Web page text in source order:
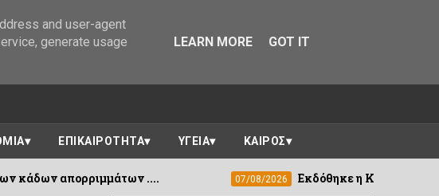
ΕΠΙΚΑΙΡΟΤΗΤΑ ΥΓΕΙΑ ΚΑΙΡΟΣ
.... 07/08/2026 Εκδόθηκε η ΚΥΑ για τη στεγαστική
and user-agent
generate usage
LEARN MORE GOT IT